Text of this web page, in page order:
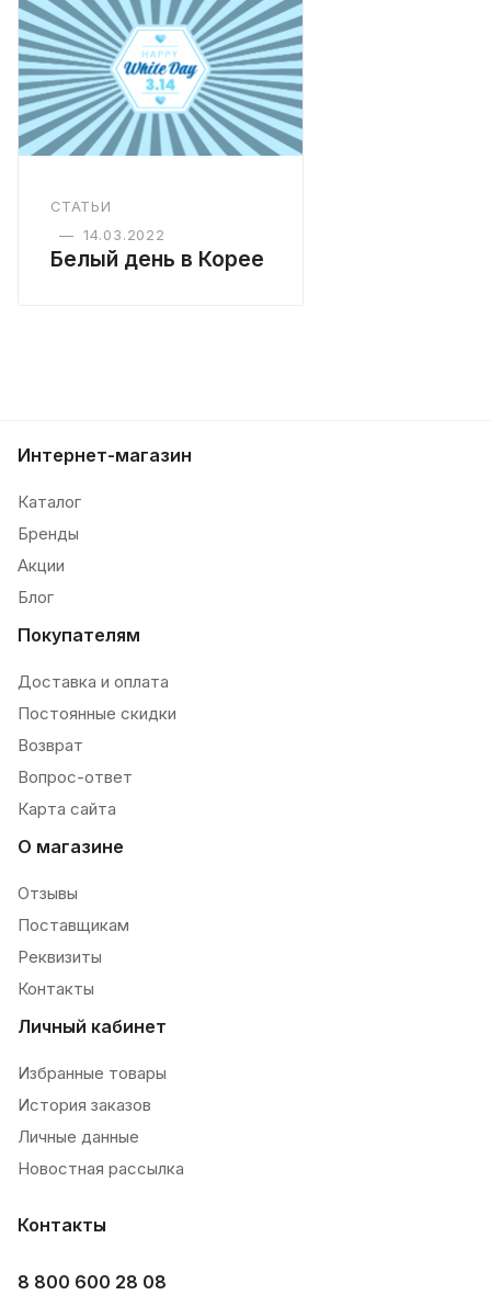
СТАТЬИ
— 14.03.2022
Белый день в Корее
Интернет-магазин
Каталог
Бренды
Акции
Блог
Покупателям
Доставка и оплата
Постоянные скидки
Возврат
Вопрос-ответ
Карта сайта
О магазине
Отзывы
Поставщикам
Реквизиты
Контакты
Личный кабинет
Избранные товары
История заказов
Личные данные
Новостная рассылка
Контакты
8 800 600 28 08